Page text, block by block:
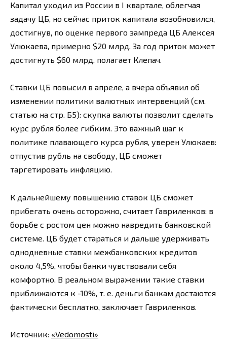
Капитал уходил из России в I квартале, облегчая
задачу ЦБ, но сейчас приток капитала возобновился,
достигнув, по оценке первого зампреда ЦБ Алексея
Улюкаева, примерно $20 млрд. За год приток может
достигнуть $60 млрд, полагает Клепач.
Ставки ЦБ повысил в апреле, а вчера объявил об
изменении политики валютных интервенций (см.
статью на стр. Б5): скупка валюты позволит сделать
курс рубля более гибким. Это важный шаг к
политике плавающего курса рубля, уверен Улюкаев:
отпустив рубль на свободу, ЦБ сможет
таргетировать инфляцию.
К дальнейшему повышению ставок ЦБ сможет
прибегать очень осторожно, считает Гавриленков: в
борьбе с ростом цен можно навредить банковской
системе. ЦБ будет стараться и дальше удерживать
однодневные ставки межбанковских кредитов
около 4,5%, чтобы банки чувствовали себя
комфортно. В реальном выражении такие ставки
приближаются к -10%, т. е. деньги банкам достаются
фактически бесплатно, заключает Гавриленков.
Источник: «Vedomosti»